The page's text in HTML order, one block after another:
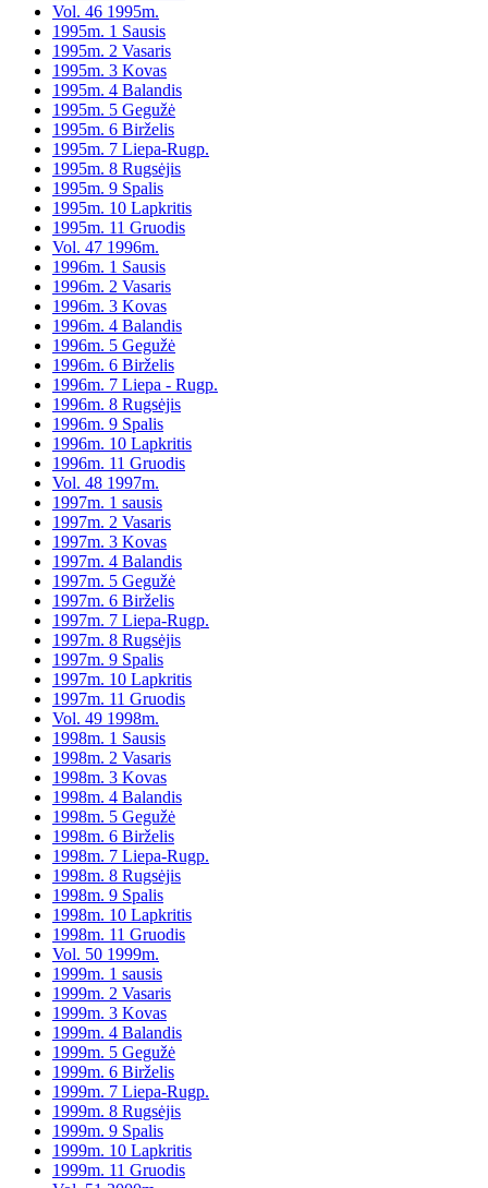
Vol. 46 1995m.
1995m. 1 Sausis
1995m. 2 Vasaris
1995m. 3 Kovas
1995m. 4 Balandis
1995m. 5 Gegužė
1995m. 6 Birželis
1995m. 7 Liepa-Rugp.
1995m. 8 Rugsėjis
1995m. 9 Spalis
1995m. 10 Lapkritis
1995m. 11 Gruodis
Vol. 47 1996m.
1996m. 1 Sausis
1996m. 2 Vasaris
1996m. 3 Kovas
1996m. 4 Balandis
1996m. 5 Gegužė
1996m. 6 Birželis
1996m. 7 Liepa - Rugp.
1996m. 8 Rugsėjis
1996m. 9 Spalis
1996m. 10 Lapkritis
1996m. 11 Gruodis
Vol. 48 1997m.
1997m. 1 sausis
1997m. 2 Vasaris
1997m. 3 Kovas
1997m. 4 Balandis
1997m. 5 Gegužė
1997m. 6 Birželis
1997m. 7 Liepa-Rugp.
1997m. 8 Rugsėjis
1997m. 9 Spalis
1997m. 10 Lapkritis
1997m. 11 Gruodis
Vol. 49 1998m.
1998m. 1 Sausis
1998m. 2 Vasaris
1998m. 3 Kovas
1998m. 4 Balandis
1998m. 5 Gegužė
1998m. 6 Birželis
1998m. 7 Liepa-Rugp.
1998m. 8 Rugsėjis
1998m. 9 Spalis
1998m. 10 Lapkritis
1998m. 11 Gruodis
Vol. 50 1999m.
1999m. 1 sausis
1999m. 2 Vasaris
1999m. 3 Kovas
1999m. 4 Balandis
1999m. 5 Gegužė
1999m. 6 Birželis
1999m. 7 Liepa-Rugp.
1999m. 8 Rugsėjis
1999m. 9 Spalis
1999m. 10 Lapkritis
1999m. 11 Gruodis